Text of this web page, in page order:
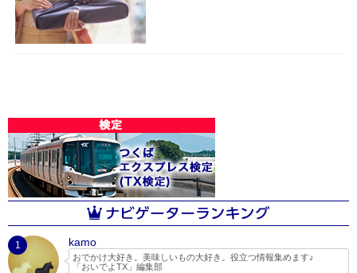
1 kamo
おでかけ大好き。美味しいもの大好き。役立つ情報集めます♪
「おいでよTX」編集部